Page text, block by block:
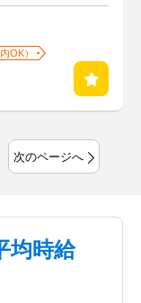
OK）
次のページへ
均時給